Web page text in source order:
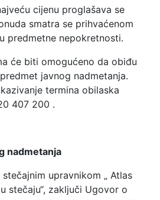
cijenu proglašava se
smatra se prihvaćenom
predmetne nepokretnosti.
će biti omogućeno da obiđu
javnog nadmetanja.
termina obilaska
407 200 .
nadmetanja
upravnikom „ Atlas
stečaju“, zaključi Ugovor o